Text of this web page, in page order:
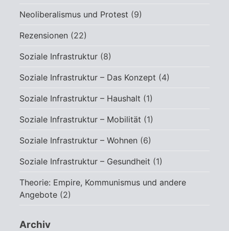
Neoliberalismus und Protest (9)
Rezensionen (22)
Soziale Infrastruktur (8)
Soziale Infrastruktur – Das Konzept (4)
Soziale Infrastruktur – Haushalt (1)
Soziale Infrastruktur – Mobilität (1)
Soziale Infrastruktur – Wohnen (6)
Soziale Infrastruktur – Gesundheit (1)
Theorie: Empire, Kommunismus und andere
Angebote (2)
Archiv